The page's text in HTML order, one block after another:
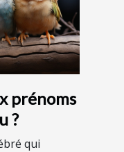
prénoms
?
qui